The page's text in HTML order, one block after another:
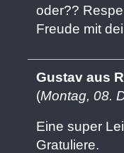
oder??
Freude mit
Gustav aus
(Montag, 08.
Eine super
Gratuliere.